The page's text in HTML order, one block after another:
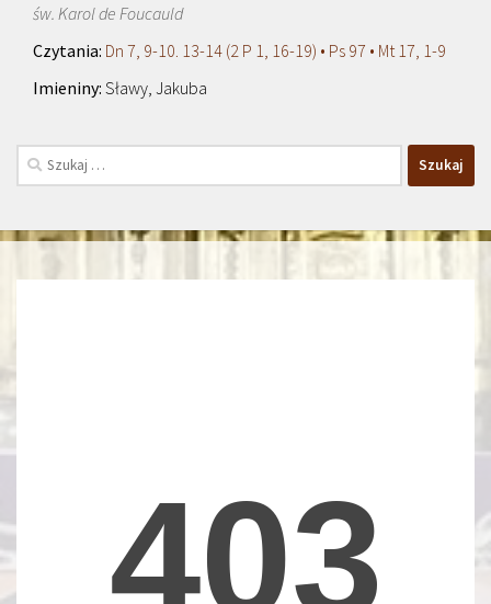
św. Karol de Foucauld
Dn 7, 9-10. 13-14 (2 P 1, 16-19) • Ps 97 • Mt 17, 1-9
Sławy, Jakuba
Szukaj: